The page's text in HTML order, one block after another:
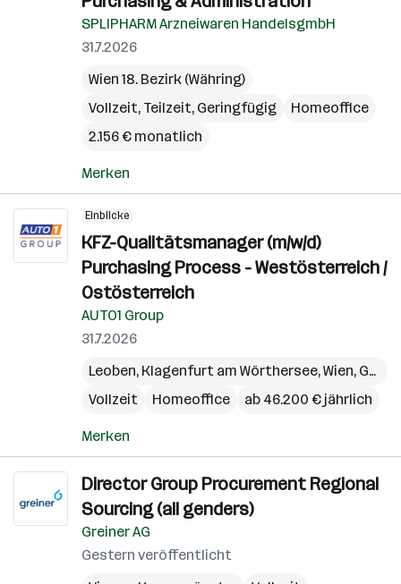
SPLIPHARM Arzneiwaren HandelsgmbH
31.7.2026
Wien 18. Bezirk (Währing)
Vollzeit, Teilzeit, Geringfügig
Homeoffice
2.156 € monatlich
Merken
Einblicke
KFZ-Qualitätsmanager (m/w/d)
Purchasing Process - Westösterreich /
Ostösterreich
AUTO1 Group
31.7.2026
Leoben, Klagenfurt am Wörthersee,Wien, Graz
Vollzeit
Homeoffice ab 46.200 € jährlich
Merken
Director Group Procurement Regional
Sourcing (all genders)
Greiner AG
Gestern veröffentlicht